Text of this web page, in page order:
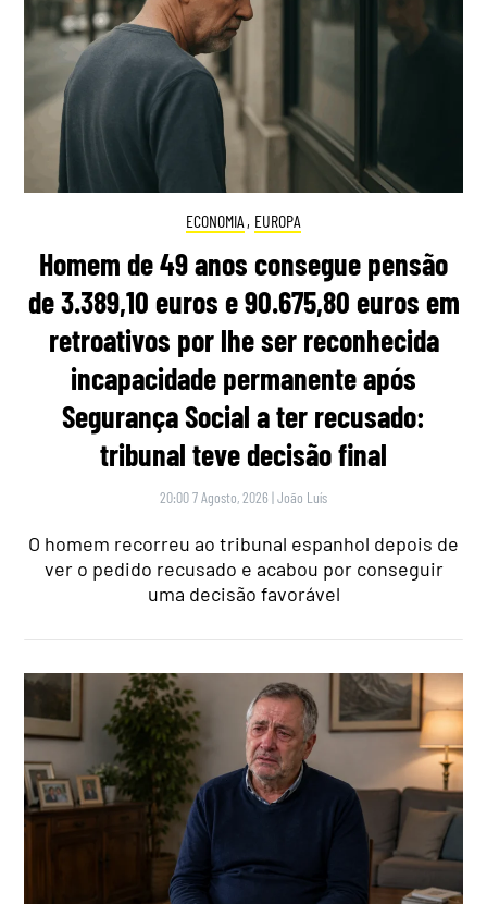
ECONOMIA , EUROPA
Homem de 49 anos consegue pensão
de 3.389,10 euros e 90.675,80 euros em
retroativos por lhe ser reconhecida
incapacidade permanente após
Segurança Social a ter recusado:
tribunal teve decisão final
20:00 7 Agosto, 2026 |João Luís
O homem recorreu ao tribunal espanhol depois de
ver o pedido recusado e acabou por conseguir
uma decisão favorável